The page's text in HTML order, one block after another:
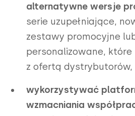
alternatywne wersje
serie uzupełniające,
zestawy promocyjne
personalizowane,
z ofertą dystrybutorów,
wykorzystywać
wzmacniania